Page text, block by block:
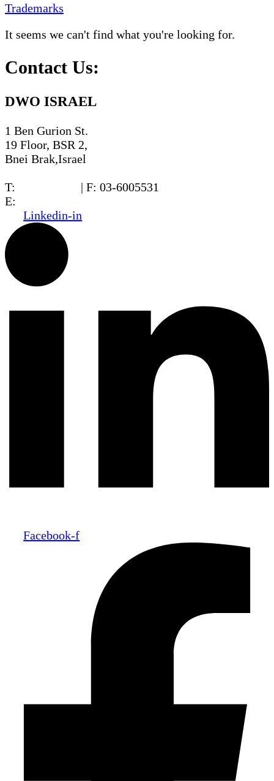
Trademarks
It seems we can't find what you're looking for.
Contact Us:
DWO ISRAEL
1 Ben Gurion St.
19 Floor, BSR 2,
Bnei Brak,Israel
T:
| F: 03-6005531
E:
Linkedin-in
Facebook-f